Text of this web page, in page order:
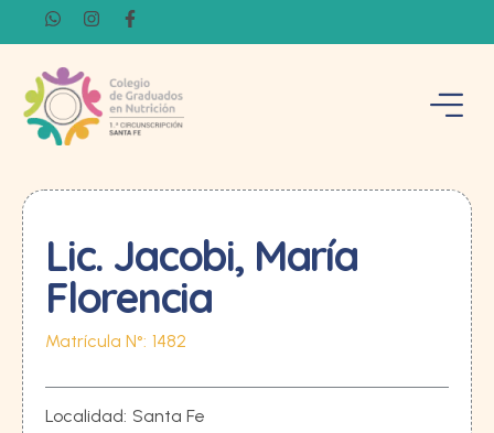
Lic. Jacobi, María
Florencia
Matrícula N°: 1482
Localidad: Santa Fe